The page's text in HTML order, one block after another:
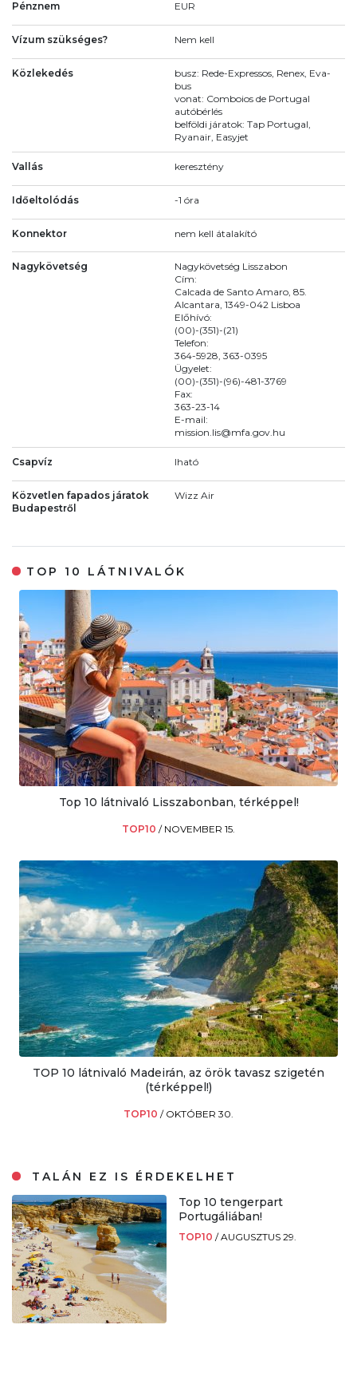
Pénznem EUR
Vízum szükséges? Nem kell
Közlekedés
busz: Rede-Expressos, Renex, Eva-
bus
vonat: Comboios de Portugal
autóbérlés
belföldi járatok: Tap Portugal,
Ryanair, Easyjet
Vallás keresztény
Időeltolódás -1 óra
Konnektor nem kell átalakító
Nagykövetség
Nagykövetség Lisszabon
Cím:
Calcada de Santo Amaro, 85.
Alcantara, 1349-042 Lisboa
Előhívó:
(00)-(351)-(21)
Telefon:
364-5928, 363-0395
Ügyelet:
(00)-(351)-(96)-481-3769
Fax:
363-23-14
E-mail:
mission.lis@mfa.gov.hu
Csapvíz Iható
Közvetlen fapados járatok
Budapestről
Wizz Air
TOP 10 LÁTNIVALÓK
Top 10 látnivaló Lisszabonban, térképpel!
TOP10 / NOVEMBER 15.
TOP 10 látnivaló Madeirán, az örök tavasz szigetén
(térképpel!)
TOP10 / OKTÓBER 30.
TALÁN EZ IS ÉRDEKELHET
Top 10 tengerpart
Portugáliában!
TOP10 /AUGUSZTUS 29.